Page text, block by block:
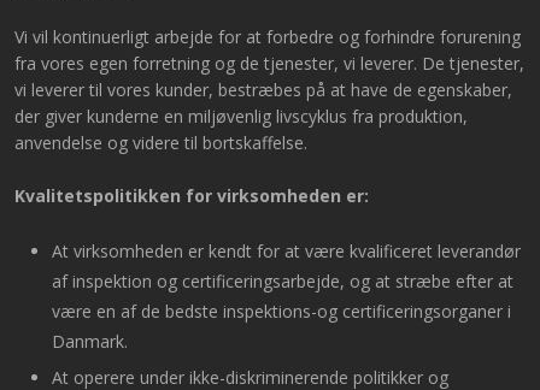
Vi vil kontinuerligt arbejde for at forbedre og forhindre forurening
fra vores egen forretning og de tjenester, vi leverer. De tjenester,
vi leverer til vores kunder, bestræbes på at have de egenskaber,
der giver kunderne en miljøvenlig livscyklus fra produktion,
anvendelse og videre til bortskaffelse.
Kvalitetspolitikken for virksomheden er:
At virksomheden er kendt for at være kvalificeret leverandør
af inspektion og certificeringsarbejde, og at stræbe efter at
være en af de bedste inspektions-og certificeringsorganer i
Danmark.
At operere under ikke-diskriminerende politikker og